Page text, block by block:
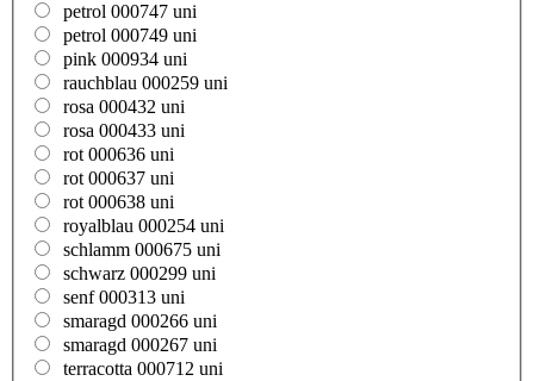
petrol 000747 uni
petrol 000749 uni
pink 000934 uni
rauchblau 000259 uni
rosa 000432 uni
rosa 000433 uni
rot 000636 uni
rot 000637 uni
rot 000638 uni
royalblau 000254 uni
schlamm 000675 uni
schwarz 000299 uni
senf 000313 uni
smaragd 000266 uni
smaragd 000267 uni
terracotta 000712 uni